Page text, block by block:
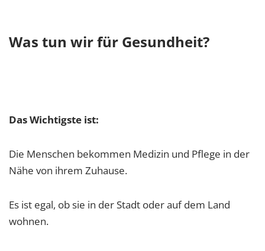
Was tun wir für Gesundheit?
Das Wichtigste ist:
Die Menschen bekommen Medizin und Pflege in der
Nähe von ihrem Zuhause.
Es ist egal, ob sie in der Stadt oder auf dem Land
wohnen.